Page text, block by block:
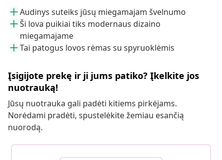
Audinys suteiks jūsų miegamajam švelnumo
Ši lova puikiai tiks modernaus dizaino
miegamajame
Tai patogus lovos rėmas su spyruoklėmis
Įsigijote prekę ir ji jums patiko? Įkelkite jos
nuotrauką!
Jūsų nuotrauka gali padėti kitiems pirkėjams.
Norėdami pradėti, spustelėkite žemiau esančią
nuorodą.